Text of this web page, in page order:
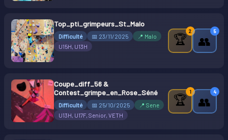
Top_pti_grimpeurs_St_Malo
Difficulté 📅 23/11/2025
📍 Malo
U15H, U13H
🏆
2
👥
5
Coupe_diff_56 &
Contest_grimpe_en_Rose_Séné
Difficulté 📅 25/10/2025
📍 Sene
U13H, U17F, Senior, VETH
🏆
1
👥
4